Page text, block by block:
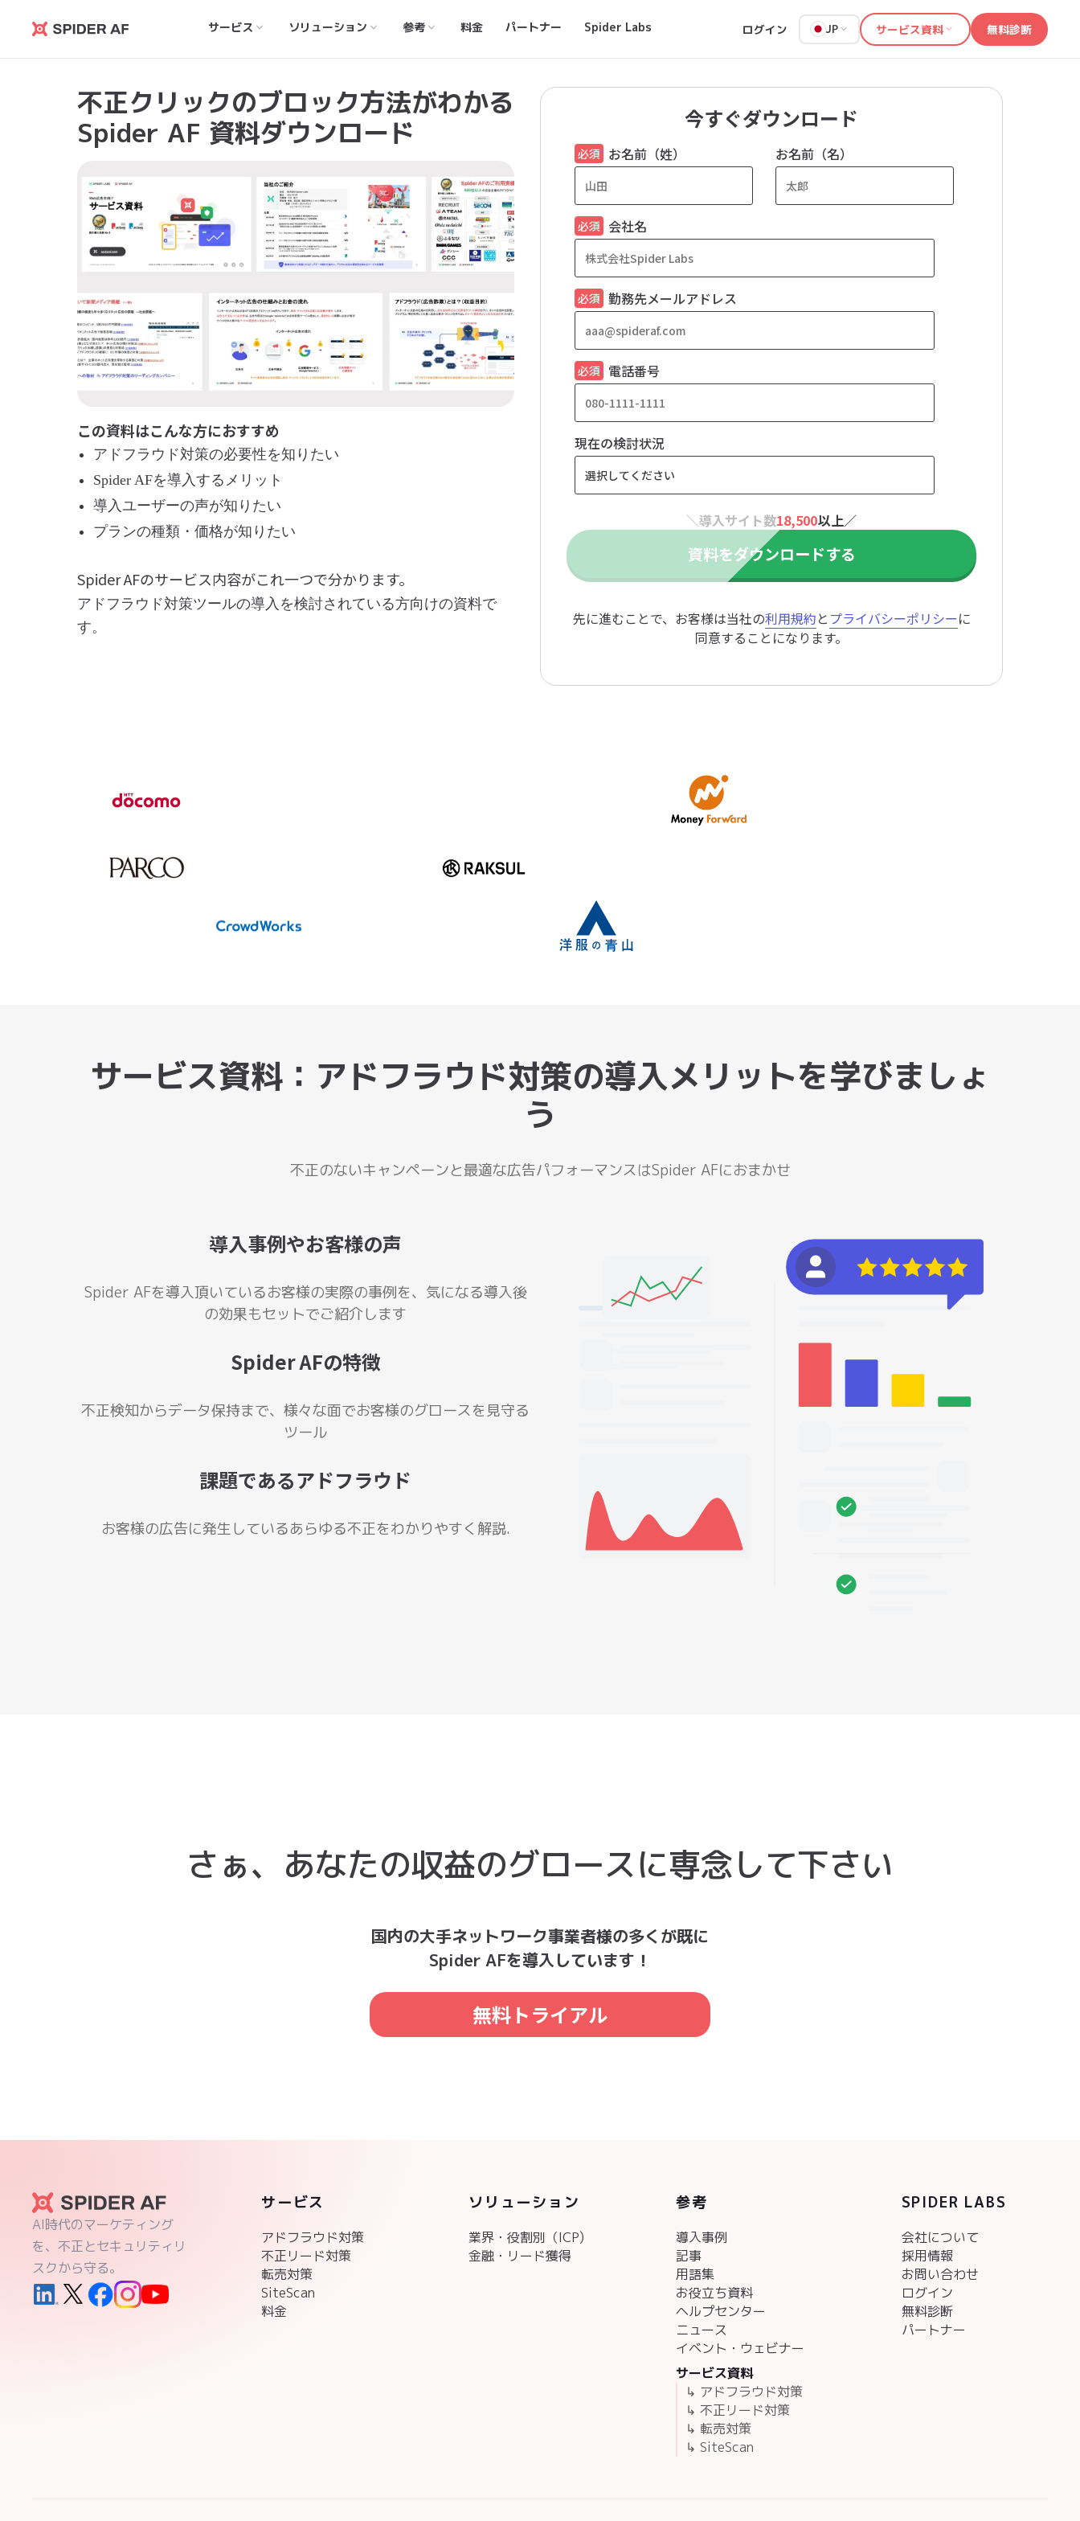
Spider
サービス ソリューション 参考 料金 パートナー Spider Labs ログイン JP サービス資料 無料診断
不正クリックのブロック方法がわかる
Spider AF 資料ダウンロード
この資料はこんな方におすすめ
アドフラウド対策の必要性を知りたい
Spider AFを導入するメリット
導入ユーザーの声が知りたい
プランの種類・価格が知りたい
Spider AFのサービス内容がこれ一つで分かります。
アドフラウド対策ツールの導入を検討されている方向けの資料で
す。
今すぐダウンロード
お名前（姓） お名前（名）
会社名
勤務先メールアドレス
電話番号
現在の検討状況
先に進むことで、お客様は当社の利用規約と プライバシーポリシーに
同意することになります。
サービス資料：アドフラウド対策の導入メリットを学びましょ
う
不正のないキャンペーンと最適な広告パフォーマンスはSpider AFにおまかせ
導入事例やお客様の声
Spider AFを導入頂いているお客様の実際の事例を、気になる導入後
の効果もセットでご紹介します
Spider AFの特徴
不正検知からデータ保持まで、様々な面でお客様のグロースを見守る
ツール
課題であるアドフラウド
お客様の広告に発生しているあらゆる不正をわかりやすく解説.
さぁ、あなたの収益のグロースに専念して下さい
国内の大手ネットワーク事業者様の多くが既に
Spider AFを導入しています！
無料トライアル
AI時代のマーケティング
を、不正とセキュリティリ
スクから守る。
サービス
アドフラウド対策
不正リード対策
転売対策
SiteScan
料金
ソリューション
業界・役割別（ICP)
金融・リード獲得
参考
導入事例
記事
用語集
お役立ち資料
ヘルプセンター
ニュース
イベント・ウェビナー
サービス資料
↳ アドフラウド対策
↳ 不正リード対策
↳ 転売対策
↳ SiteScan
SPIDER LABS
会社について
採用情報
お問い合わせ
ログイン
無料診断
パートナー